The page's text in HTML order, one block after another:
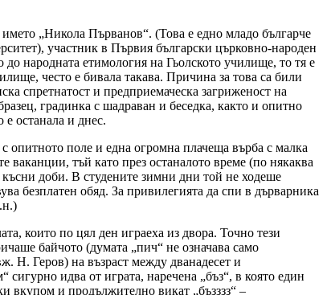
„Никола Първанов“. (Това е едно младо българче
участник в Първия български църковно-народен
народната етимология на Гьолското училище, то тя е
често е бивала такава. Причина за това са били
спретнатост и предприемаческа загриженост на
градинка с шадраван и беседка, както и опитно
е останала и днес.
опитното поле и една огромна плачеща върба с малка
тъй като през останалото време (по някаква
доби. В студените зимни дни той не ходеше
безплатен обяд. За привилегията да спи в дърварника
които по цял ден играеха из двора. Точно тези
байчото (думата „пич“ не означава само
Н. Геров) на възраст между дванадесет и
идва от играта, наречена „бъз“, в която един
вкупом и продължително викат „бъзззз“ –